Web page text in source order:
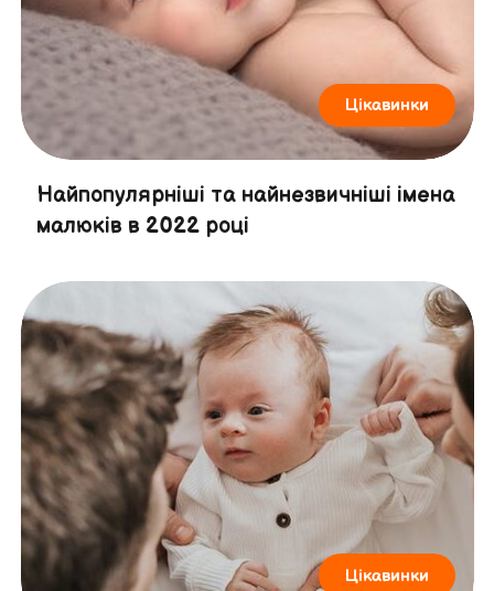
Цікавинки
Найпопулярніші та найнезвичніші імена
малюків в 2022 році
Цікавинки